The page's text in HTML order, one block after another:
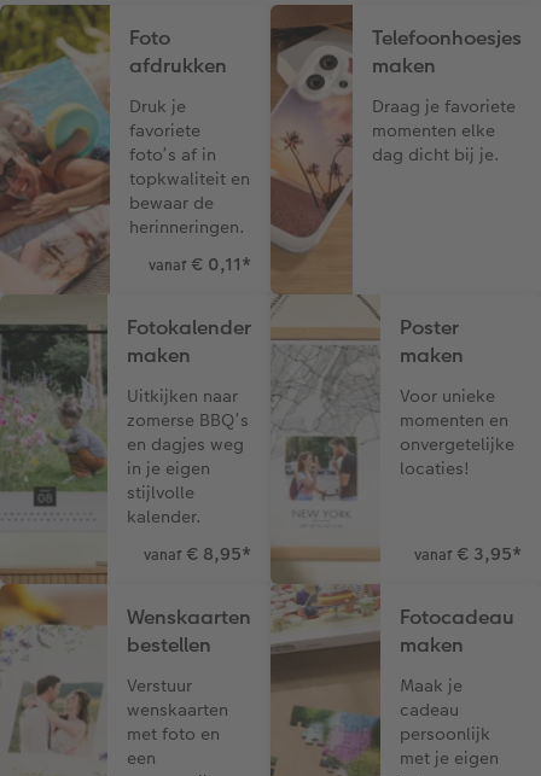
Foto
afdrukken
Druk je
favoriete
foto’s af in
topkwaliteit en
bewaar de
herinneringen.
vanaf € 0,11*
Telefoonhoesjes
maken
Draag je favoriete
momenten elke
dag dicht bij je.
Fotokalender
maken
Uitkijken naar
zomerse BBQ’s
en dagjes weg
in je eigen
stijlvolle
kalender.
vanaf € 8,95*
Poster
maken
Voor unieke
momenten en
onvergetelijke
locaties!
vanaf € 3,95*
Wenskaarten
bestellen
Verstuur
wenskaarten
met foto en
een
Fotocadeau
maken
Maak je
cadeau
persoonlijk
met je eigen